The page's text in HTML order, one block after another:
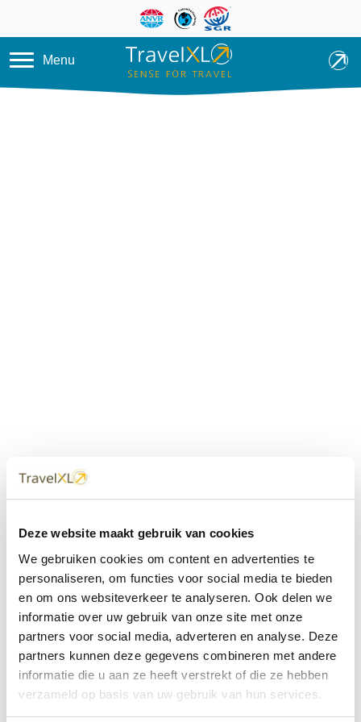
Deze website maakt gebruik van cookies
We gebruiken cookies om content en advertenties te
personaliseren, om functies voor social media te bieden
en om ons websiteverkeer te analyseren. Ook delen we
informatie over uw gebruik van onze site met onze
partners voor social media, adverteren en analyse. Deze
partners kunnen deze gegevens combineren met andere
informatie die u aan ze heeft verstrekt of die ze hebben
verzameld op basis van uw gebruik van hun services.
Overslaan en naar de inhoud
Menu
dichtbij
Met 60+ verkooppunten in Nederland en België staan wij
met onze XL Travelcenters, mobiele reisadviseurs van
TravelXL@Home en deze website altijd voor uw vakantie
klaar.
• Ontzorgen van A-Z • Onafhankelijk advies • Maatwerk •
Bespaar tijd en stress
TravelXLreisbureau's